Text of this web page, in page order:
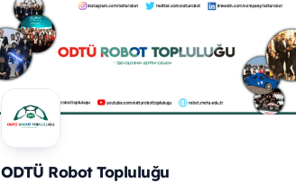
ODTÜ Robot Topluluğu